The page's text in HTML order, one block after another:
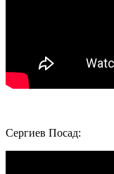
Сергиев Посад: